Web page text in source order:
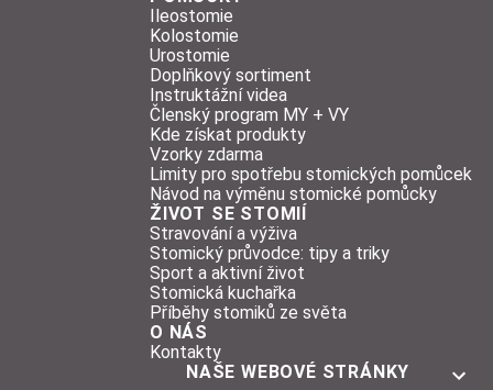
Ileostomie
Kolostomie
Urostomie
Doplňkový sortiment
Instruktážní videa
Členský program MY + VY
Kde získat produkty
Vzorky zdarma
Limity pro spotřebu stomických pomůcek
Návod na výměnu stomické pomůcky
ŽIVOT SE STOMIÍ
Stravování a výživa
Stomický průvodce: tipy a triky
Sport a aktivní život
Stomická kuchařka
Příběhy stomiků ze světa
O NÁS
Kontakty
NAŠE WEBOVÉ STRÁNKY